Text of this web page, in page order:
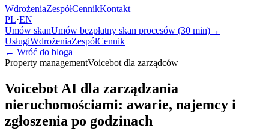
WdrożeniaZespółCennikKontakt
PL·EN
Umów skanUmów bezpłatny skan procesów (30 min)→
UsługiWdrożeniaZespółCennik
← Wróć do bloga
Property managementVoicebot dla zarządców
Voicebot AI dla zarządzania
nieruchomościami: awarie, najemcy i
zgłoszenia po godzinach